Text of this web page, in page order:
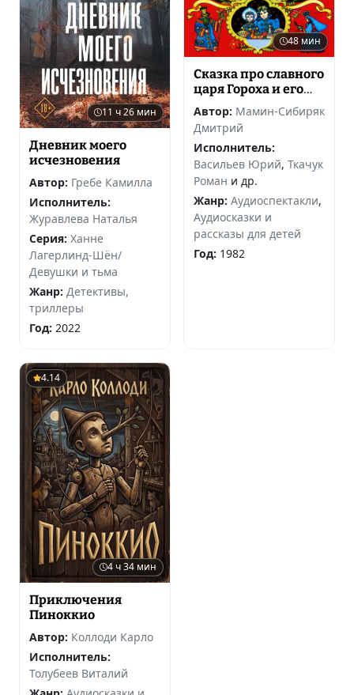
11 ч 26 мин
Дневник моего
исчезновения
Автор: Гребе Камилла
Исполнитель:
Журавлева Наталья
Серия: Ханне
Лагерлинд-Шён/
Девушки и тьма
Жанр: Детективы,
триллеры
Год: 2022
48 мин
Сказка про славного
царя Гороха и его
прекрасных
дочерей царевну
Кутафью и царевну
Горошинку
Автор: Мамин-Сибиряк
Дмитрий
Исполнитель:
Васильев Юрий, Ткачук
Роман и др.
Жанр: Аудиоспектакли,
Аудиосказки и
рассказы для детей
Год: 1982
4.14
4 ч 34 мин
Приключения
Пиноккио
Автор: Коллоди Карло
Исполнитель:
Толубеев Виталий